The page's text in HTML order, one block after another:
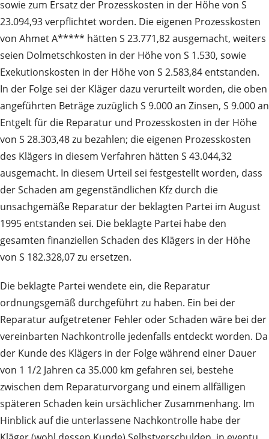
sowie zum Ersatz der Prozesskosten in der Höhe von S
23.094,93 verpflichtet worden. Die eigenen Prozesskosten
von Ahmet A***** hätten S 23.771,82 ausgemacht, weiters
seien Dolmetschkosten in der Höhe von S 1.530, sowie
Exekutionskosten in der Höhe von S 2.583,84 entstanden.
In der Folge sei der Kläger dazu verurteilt worden, die oben
angeführten Beträge zuzüglich S 9.000 an Zinsen, S 9.000 an
Entgelt für die Reparatur und Prozesskosten in der Höhe
von S 28.303,48 zu bezahlen; die eigenen Prozesskosten
des Klägers in diesem Verfahren hätten S 43.044,32
ausgemacht. In diesem Urteil sei festgestellt worden, dass
der Schaden am gegenständlichen Kfz durch die
unsachgemäße Reparatur der beklagten Partei im August
1995 entstanden sei. Die beklagte Partei habe den
gesamten finanziellen Schaden des Klägers in der Höhe
von S 182.328,07 zu ersetzen.
Die beklagte Partei wendete ein, die Reparatur
ordnungsgemäß durchgeführt zu haben. Ein bei der
Reparatur aufgetretener Fehler oder Schaden wäre bei der
vereinbarten Nachkontrolle jedenfalls entdeckt worden. Da
der Kunde des Klägers in der Folge während einer Dauer
von 1 1/2 Jahren ca 35.000 km gefahren sei, bestehe
zwischen dem Reparaturvorgang und einem allfälligen
späteren Schaden kein ursächlicher Zusammenhang. Im
Hinblick auf die unterlassene Nachkontrolle habe der